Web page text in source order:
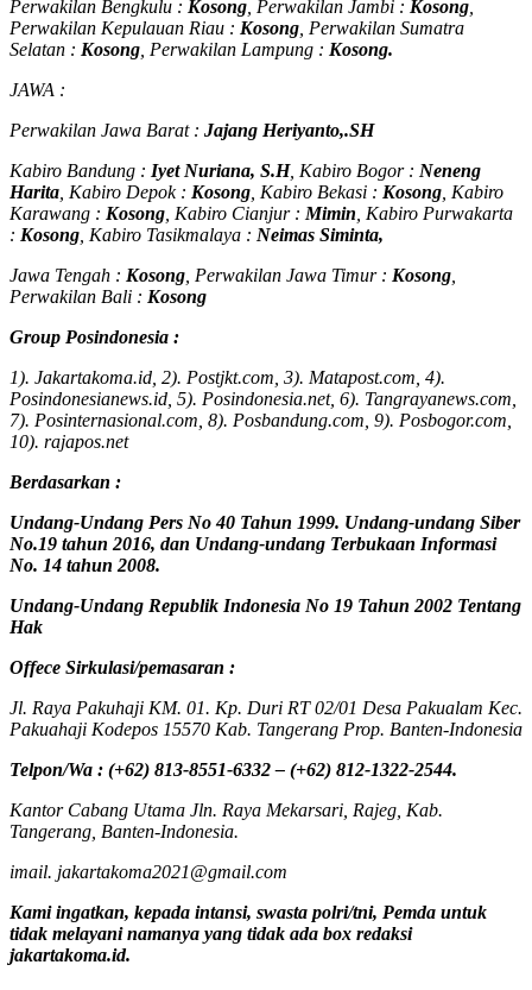
Perwakilan Bengkulu : Kosong , Perwakilan Jambi : Kosong
Perwakilan Kepulauan Riau : Kosong , Perwakilan Sumatra
Selatan : Kosong , Perwakilan Lampung : Kosong.
JAWA :
Perwakilan Jawa Barat : Jajang Heriyanto,.SH
Kabiro Bandung : Iyet Nuriana, S.H, Kabiro Bogor : Neneng
Harita , Kabiro Depok : Kosong , Kabiro Bekasi : Kosong , Kabiro
Karawang : Kosong , Kabiro Cianjur : Mimin , Kabiro Purwakarta
: Kosong , Kabiro Tasikmalaya : Neimas Siminta,
Jawa Tengah : Kosong , Perwakilan Jawa Timur : Kosong
Perwakilan Bali : Kosong
Group Posindonesia :
1). Jakartakoma.id, 2). Postjkt.com, 3). Matapost.com, 4).
Posindonesianews.id, 5). Posindonesia.net, 6). Tangrayanews.com,
7). Posinternasional.com, 8). Posbandung.com, 9). Posbogor.com,
10). rajapos.net
Berdasarkan :
Undang-Undang Pers No 40 Tahun 1999. Undang-undang Siber
No.19 tahun 2016, dan Undang-undang Terbukaan Informasi
No. 14 tahun 2008.
Undang-Undang Republik Indonesia No 19 Tahun 2002 Tentang
Hak
Offece Sirkulasi/pemasaran :
Jl. Raya Pakuhaji KM. 01. Kp. Duri RT 02/01 Desa Pakualam Kec.
Pakuahaji Kodepos 15570 Kab. Tangerang Prop. Banten-Indonesia
Telpon/Wa : (+62) 813-8551-6332 – (+62) 812-1322-2544.
Kantor Cabang Utama Jln. Raya Mekarsari, Rajeg, Kab.
Tangerang, Banten-Indonesia.
imail. jakartakoma2021@gmail.com
Kami ingatkan, kepada intansi, swasta polri/tni, Pemda untuk
tidak melayani namanya yang tidak ada box redaksi
jakartakoma.id.